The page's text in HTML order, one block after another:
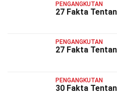
PENGANGKUTAN
27 Fakta
PENGANGKUTAN
27 Fakta
PENGANGKUTAN
30 Fakta